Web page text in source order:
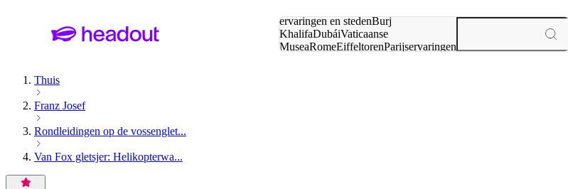
ervaringen en stedenBurj
KhalifaDubáiVaticaanse
MuseaRomeEiffeltorenParijservaringen
Thuis
Franz Josef
Rondleidingen op de vossenglet...
Van Fox gletsjer: Helikopterwa...